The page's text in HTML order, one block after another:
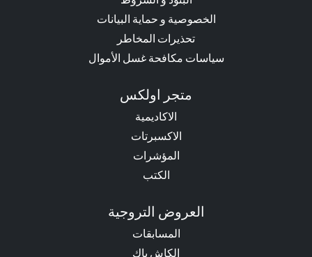
الخصوصية و حماية البيانات
تحذيرات المخاطر
سياسات مكافحة غسل الأموال
متجر اولكس
الاكاديمية
الاكسبرتات
المؤشرات
الكتب
العروض التروجية
المسابقات
الكاش باك